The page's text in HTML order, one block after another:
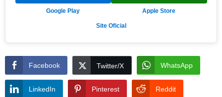
Google Play Apple Store
Site Oficial
Facebook Twitter/X WhatsApp
LinkedIn Pinterest Reddit